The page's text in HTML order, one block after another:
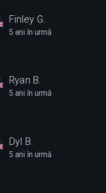
Finley G.
5 ani în urmă
Ryan B.
5 ani în urmă
Dyl B.
5 ani în urmă